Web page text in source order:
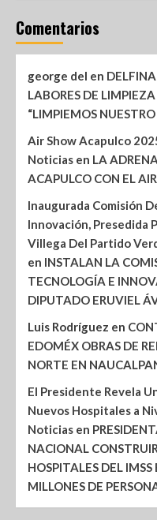
Comentarios
george del en
LABORES DE
“LIMPIEMOS
Air Show Acapulco
Noticias en LA
ACAPULCO CON EL
Inaugurada Comisión
Innovación, Presedida
Villega Del Partido
en INSTALAN LA
TECNOLOGÍA E
DIPUTADO ERUVIEL
Luis Rodríguez en
EDOMÉX OBRAS DE
NORTE EN
El Presidente Revela
Nuevos Hospitales a
Noticias en
NACIONAL
HOSPITALES DEL
MILLONES DE